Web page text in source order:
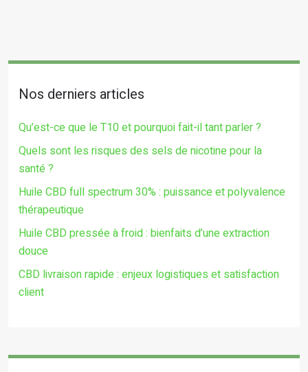
Nos derniers articles
Qu’est-ce que le T10 et pourquoi fait-il tant parler ?
Quels sont les risques des sels de nicotine pour la
santé ?
Huile CBD full spectrum 30% : puissance et polyvalence
thérapeutique
Huile CBD pressée à froid : bienfaits d’une extraction
douce
CBD livraison rapide : enjeux logistiques et satisfaction
client